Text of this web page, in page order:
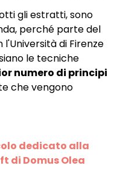
gli estratti, sono
perché parte del
di Firenze
le tecniche
numero di principi
che vengono
dedicato alla
di Domus Olea